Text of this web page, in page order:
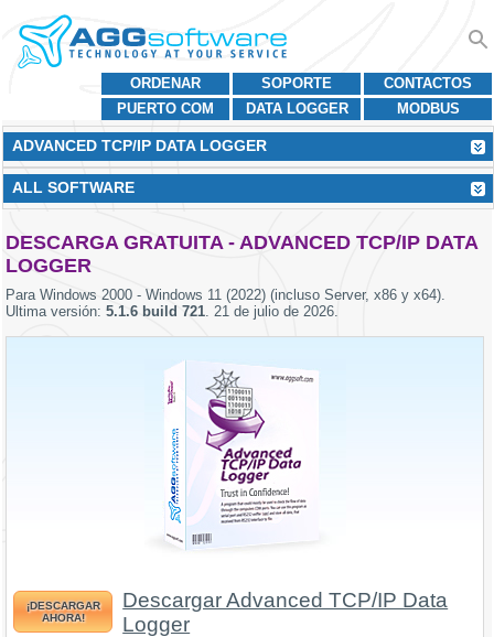
CONTACTOS
SOPORTE
ORDENAR
MODBUS
DATA LOGGER
PUERTO COM
ADVANCED TCP/IP DATA LOGGER
ALL SOFTWARE
DESCARGA GRATUITA - ADVANCED TCP/IP DATA
LOGGER
ParaWindows 2000 - Windows 11 (2022) (incluso Server, x86 y x64)
Ultima versión:5.1.6 build 721 21 de julio de 2026
¡DESCARGAR
AHORA!
Descargar Advanced TCP/IP Data
Logger